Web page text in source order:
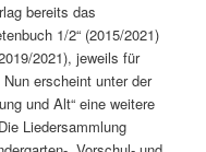
bereits das
1/2“ (2015/2021)
2021), jeweils für
erscheint unter der
und Alt“ eine weitere
Liedersammlung